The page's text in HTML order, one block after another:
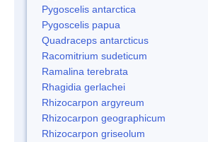
Pygoscelis antarctica
Pygoscelis papua
Quadraceps antarcticus
Racomitrium sudeticum
Ramalina terebrata
Rhagidia gerlachei
Rhizocarpon argyreum
Rhizocarpon geographicum
Rhizocarpon griseolum